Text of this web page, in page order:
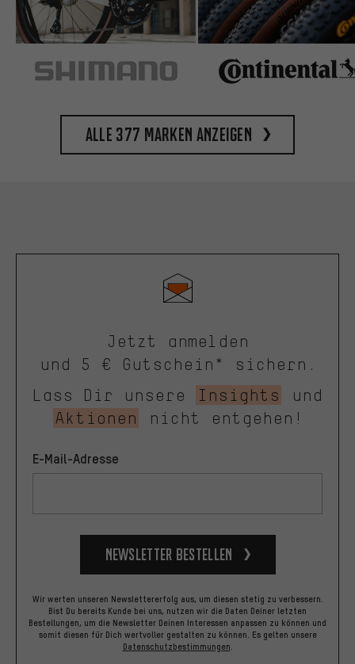
Alle 377 Marken anzeigen
Jetzt anmelden
und 5 € Gutschein* sichern.
Lass Dir unsere
Insights
und
Aktionen
nicht entgehen!
E-Mail-Adresse
Newsletter bestellen
Wir werten unseren Newslettererfolg aus, um diesen stetig zu verbessern.
Bist Du bereits Kunde bei uns, nutzen wir die Daten Deiner letzten
Bestellungen, um die Newsletter Deinen Interessen anpassen zu können und
somit diesen für Dich wertvoller gestalten zu können. Es gelten unsere
Datenschutzbestimmungen.